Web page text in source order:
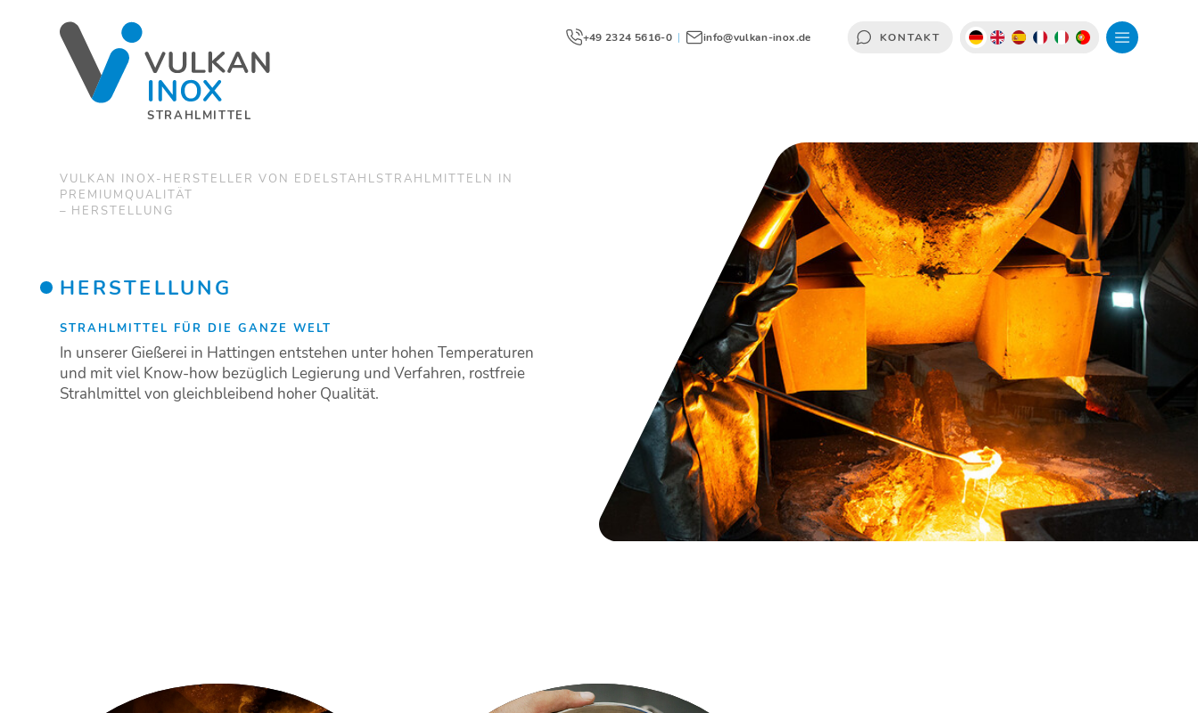
STRAHLMITTEL
+49 2324 5616-0 | info@vulkan-inox.de KONTAKT
VULKAN INOX-HERSTELLER VON EDELSTAHLSTRAHLMITTELN IN
PREMIUMQUALITÄT
HERSTELLUNG
HERSTELLUNG
STRAHLMITTEL FÜR DIE GANZE WELT
In unserer Gießerei in Hattingen entstehen unter hohen Temperaturen
und mit viel Know-how bezüglich Legierung und Verfahren, rostfreie
Strahlmittel von gleichbleibend hoher Qualität.